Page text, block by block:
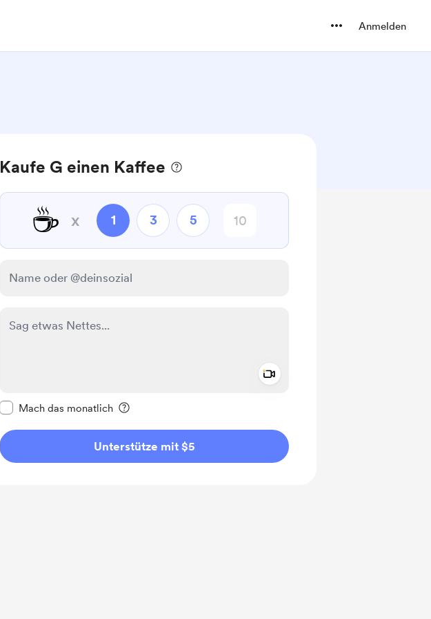
Anmelden
Kaufe G einen Kaffee
☕ x 1 3 5
Mach das monatlich
Unterstütze mit $5